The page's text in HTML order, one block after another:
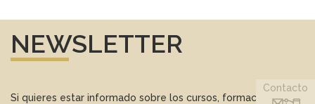
NEWSLETTER
Si quieres estar informado sobre los cursos, formación,
Contacto